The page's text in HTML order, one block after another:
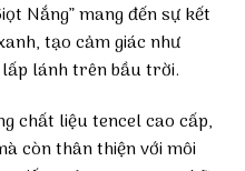
Nắng” mang đến sự kết
tạo cảm giác như
lánh trên bầu trời.
chất liệu tencel cao cấp,
còn thân thiện với môi